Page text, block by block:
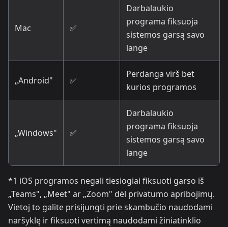
Mac ✅
Darbalaukio
programa fiksuoja
sistemos garsą savo
lange
„Android" ✅
Perdanga virš bet
kurios programos
„Windows" ✅
Darbalaukio
programa fiksuoja
sistemos garsą savo
lange
*1 iOS programos negali tiesiogiai fiksuoti garso iš
„Teams", „Meet" ar „Zoom" dėl privatumo apribojimų.
Vietoj to galite prisijungti prie skambučio naudodami
naršyklę ir fiksuoti vertimą naudodami žiniatinklio